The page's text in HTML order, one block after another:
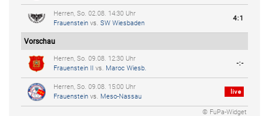
Herren, So. 02.08. 14:30 Uhr
Frauenstein vs. SW Wiesbaden
4:1
Vorschau
Herren, So. 09.08. 12:30 Uhr
Frauenstein II
vs. Maroc Wiesb.
-:-
Herren, So. 09.08. 15:00 Uhr
Frauenstein vs. Meso-Nassau
live
© FuPa-Widget